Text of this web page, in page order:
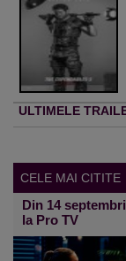
ULTIMELE
CELE MAI CITITE
Din 14
la Pro TV